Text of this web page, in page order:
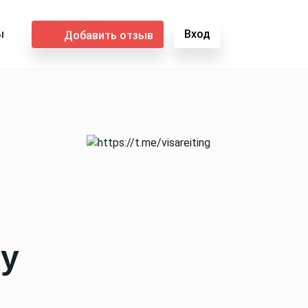
Добавить отзыв Вход